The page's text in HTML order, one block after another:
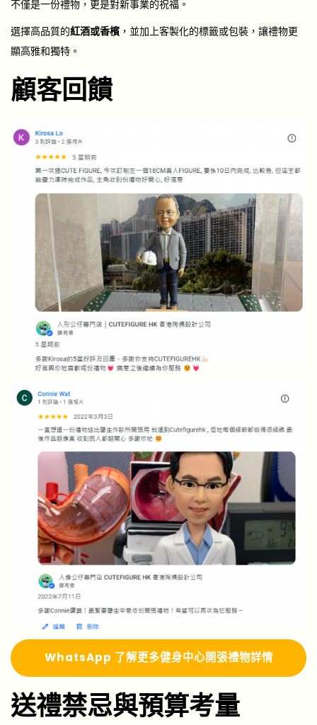
不僅是一份禮物，更是對新事業的祝福。
選擇高品質的紅酒或香檳 ，並加上客製化的標籤或包裝，讓禮物更
顯高雅和獨特。
顧客回饋
WhatsApp 了解更多健身中心開張禮物詳情
送禮禁忌與預算考量